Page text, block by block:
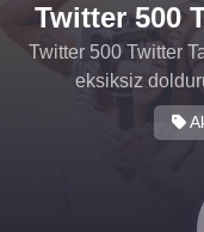
Twitter 500
Twitter 500 Twitter
eksiksiz